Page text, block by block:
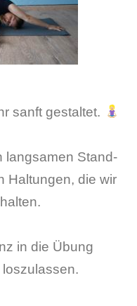
sanft gestaltet.
langsamen Stand-
Haltungen, die wir
in die Übung